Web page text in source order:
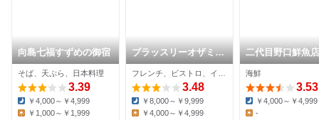
向島七福すずめの御宿
そば、天ぷら、日本料理
3.39
Dinner:
￥4,000～￥4,999
￥1,000～￥1,999
ブラッスリーオザミ
東京スカイツリータウ
ン･ソラマチ店
3.48
Dinner:
￥8,000～￥9,999
￥4,000～￥4,999
二代目野口鮮魚店
海鮮
3.53
Dinner:
￥4,000～￥4,999
-